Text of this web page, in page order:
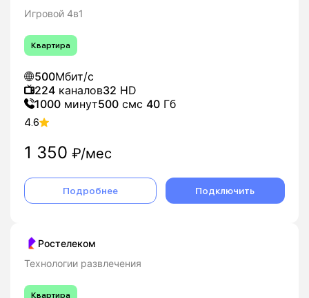
Игровой 4в1
Квартира
500Мбит/с
224 каналов32 HD
1000 минут500 смс 40 Гб
4.6
1 350 ₽/мес
Подробнее Подключить
Ростелеком
Технологии развлечения
Квартира